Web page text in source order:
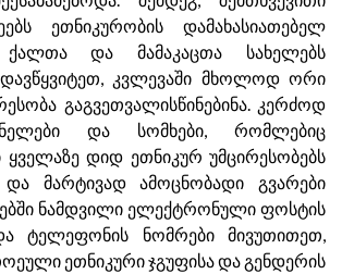
ეთნიკურობის დამახასიათებელ
და მამაკაცთა სახელებს
კვლევაში მხოლოდ ორი
გაგვეთვალისწინებინა. კერძოდ
და სომხები, რომლებიც
დიდ ეთნიკურ უმცირესობებს
და მარტივად ამოცნობადი გვარები
ნამდვილი ელექტრონული ფოსტის
ტელეფონის ნომრები მივუთითეთ,
ეთნიკური ჯგუფისა და გენდერის